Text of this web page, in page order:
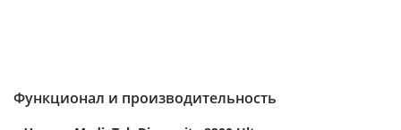
Функционал и производительность